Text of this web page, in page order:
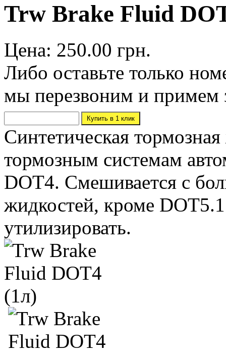
Trw Brake Fluid
Цена: 250.00 грн.
Либо оставьте только
мы перезвоним и примем
Синтетическая
тормозным системам
DOT4. Смешивается с
жидкостей, кроме
утилизировать.